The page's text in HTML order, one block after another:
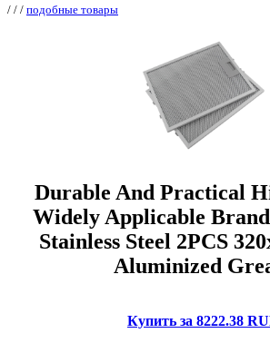
/ / / подобные товары
Durable And Practical
Widely Applicable
Stainless Steel 2PCS
Aluminized
Купить за 8222.38